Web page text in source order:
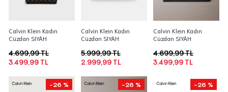
Calvin Klein Kadın
Cüzdan SIYAH
3.499,99 TL
4.699,99 TL
Calvin Klein Kadın
Cüzdan SIYAH
2.999,99 TL
5.999,99 TL
Calvin Klein Kadın
Cüzdan SIYAH
3.499,99 TL
4.699,99 TL
-26 % -26 % -26 %